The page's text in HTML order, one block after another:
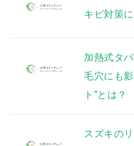
キビ対策
加熱式タ
毛穴にも
ト”とは？
スズキの